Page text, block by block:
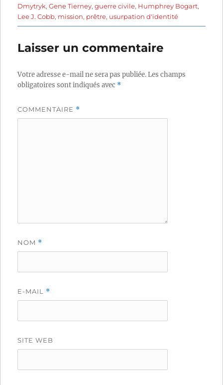
Dmytryk,Gene Tierney,guerre civile, Humphrey Bogart,
Lee J. Cobb, mission, prêtre, usurpation d'identité
Laisser un commentaire
Votre adresse e-mail ne sera pas publiée.Les champs
obligatoires sont indiqués avec *
COMMENTAIRE *
NOM *
E-MAIL *
SITE WEB